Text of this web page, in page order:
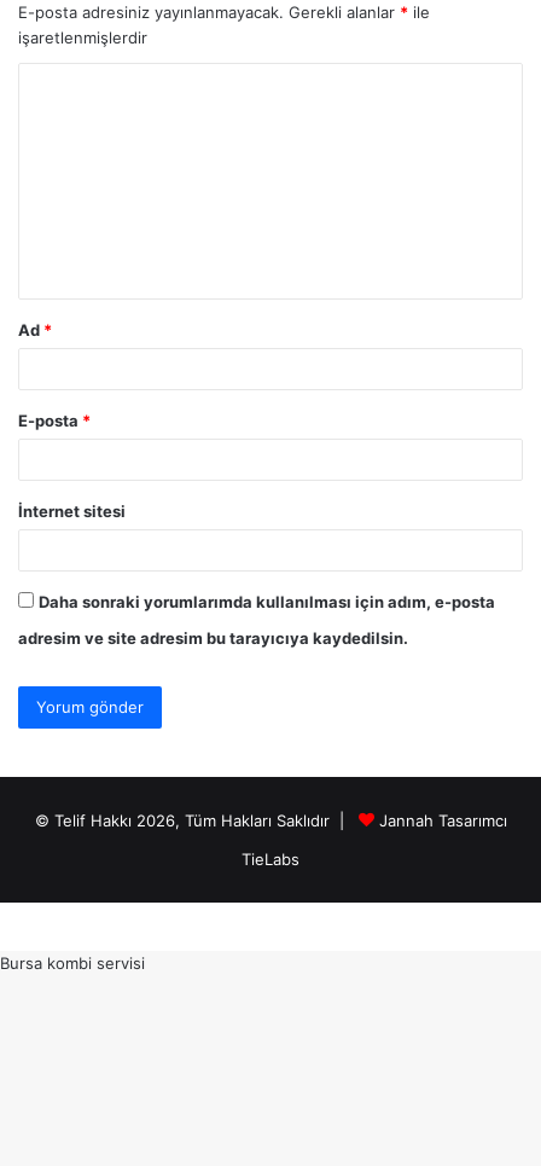
E-posta adresiniz yayınlanmayacak. Gerekli alanlar * ile
işaretlenmişlerdir
Ad *
E-posta *
İnternet sitesi
Daha sonraki yorumlarımda kullanılması için adım, e-posta
adresim ve site adresim bu tarayıcıya kaydedilsin.
© Telif Hakkı 2026, Tüm Hakları Saklıdır |
Jannah Tasarımcı
TieLabs
Bursa kombi servisi